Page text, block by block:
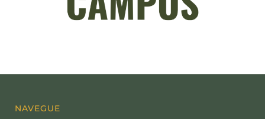
NAVEGUE